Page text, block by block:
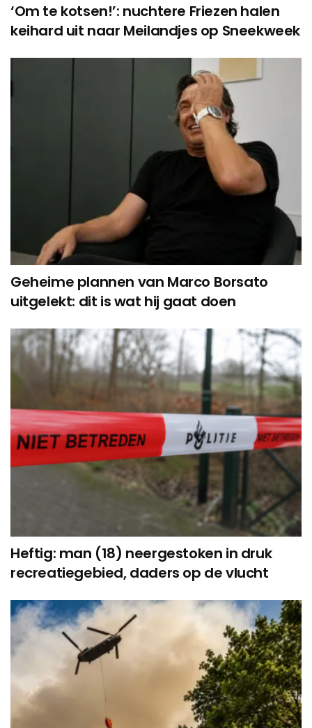
‘Om te kotsen!’: nuchtere Friezen halen
keihard uit naar Meilandjes op Sneekweek
Geheime plannen van Marco Borsato
uitgelekt: dit is wat hij gaat doen
Heftig: man (18) neergestoken in druk
recreatiegebied, daders op de vlucht